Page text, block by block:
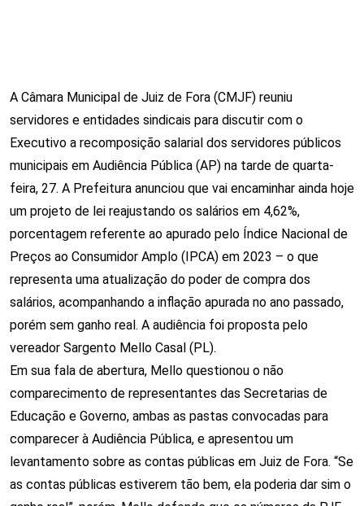
A Câmara Municipal de Juiz de Fora (CMJF) reuniu
servidores e entidades sindicais para discutir com o
Executivo a recomposição salarial dos servidores públicos
municipais em Audiência Pública (AP) na tarde de quarta-
feira, 27. A Prefeitura anunciou que vai encaminhar ainda hoje
um projeto de lei reajustando os salários em 4,62%,
porcentagem referente ao apurado pelo Índice Nacional de
Preços ao Consumidor Amplo (IPCA) em 2023 – o que
representa uma atualização do poder de compra dos
salários, acompanhando a inflação apurada no ano passado,
porém sem ganho real. A audiência foi proposta pelo
vereador Sargento Mello Casal (PL).
Em sua fala de abertura, Mello questionou o não
comparecimento de representantes das Secretarias de
Educação e Governo, ambas as pastas convocadas para
comparecer à Audiência Pública, e apresentou um
levantamento sobre as contas públicas em Juiz de Fora. “Se
as contas públicas estiverem tão bem, ela poderia dar sim o